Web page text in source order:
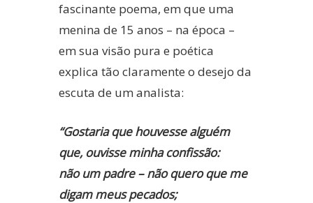
fascinante poema, em que uma
menina de 15 anos – na época –
em sua visão pura e poética
explica tão claramente o desejo da
escuta de um analista:
“Gostaria que houvesse alguém
que, ouvisse minha confissão:
não um padre – não quero que me
digam meus pecados;